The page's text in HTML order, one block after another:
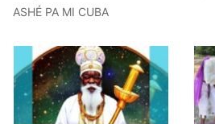
ASHÉ PA MI CUBA